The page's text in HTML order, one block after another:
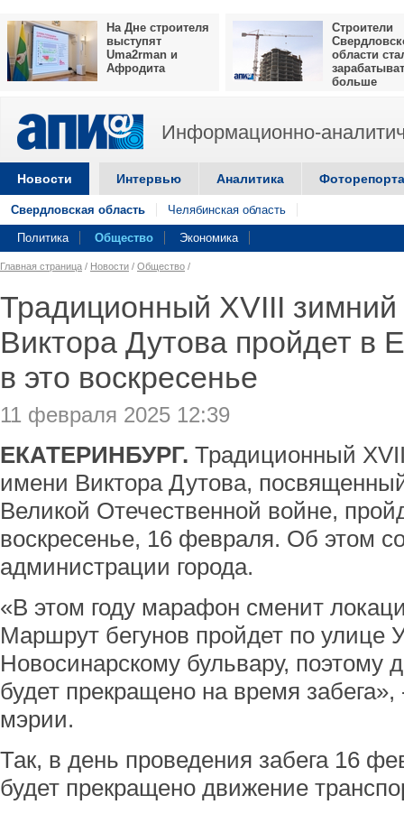
На Дне строителя
выступят
Uma2rman и
Афродита
Строители
области
больше
Информационно-
Новости Интервью Аналитика
Свердловская область Челябинская область
Политика Общество Экономика
Главная страница / Новости / Общество /
Традиционный XVIII
Виктора Дутова пройдет в
в это воскресенье
11 февраля 2025 12:39
ЕКАТЕРИНБУРГ. Традиционный
имени Виктора Дутова,
Великой Отечественной войне,
воскресенье, 16 февраля. Об этом
администрации города.
«В этом году марафон сменит
Маршрут бегунов пройдет по улице
Новосинарскому бульвару, поэтому
будет прекращено на время
мэрии.
Так, в день проведения забега 16
будет прекращено движение